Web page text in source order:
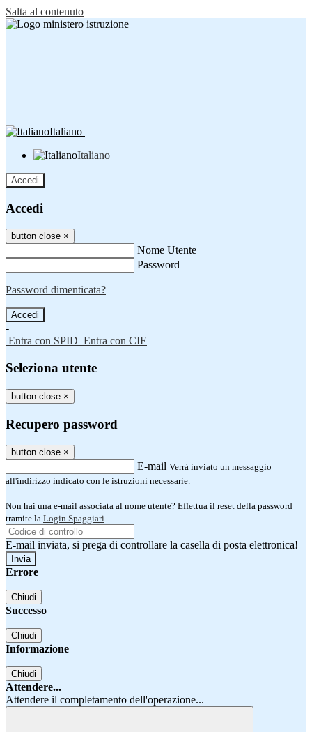
Salta al contenuto
Italiano
Italiano
Accedi
Accedi
button close ×
Nome Utente
Password
Password dimenticata?
-
Entra con SPID Entra con CIE
Seleziona utente
button close ×
Recupero password
button close ×
E-mail Verrà inviato un messaggio
all'indirizzo indicato con le istruzioni necessarie.
Non hai una e-mail associata al nome utente? Effettua il reset della password
tramite la Login Spaggiari
E-mail inviata, si prega di controllare la casella di posta elettronica!
Errore
Chiudi
Successo
Chiudi
Informazione
Chiudi
Attendere...
Attendere il completamento dell'operazione...